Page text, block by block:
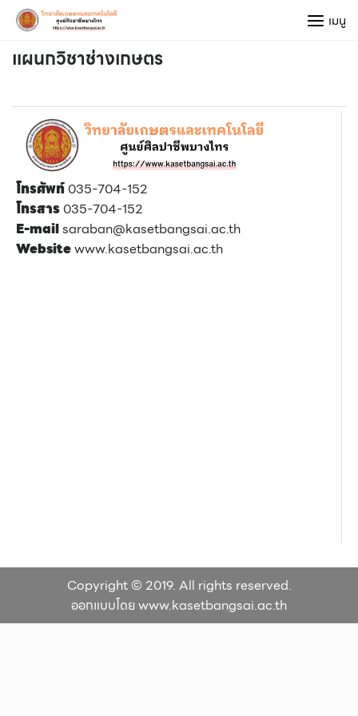
Skip
content
เมนู
แผนกวิชาช่างเกษตร
โทรศัพท์ 035-704-152
โทรสาร 035-704-152
E-mailsaraban@kasetbangsai.ac.th
Websitewww.kasetbangsai.ac.th
Copyright © 2019. All rights reserved.
ออกแบบโดย www.kasetbangsai.ac.th